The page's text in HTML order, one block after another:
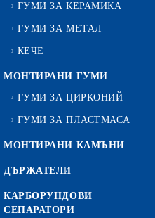
ГУМИ ЗА КЕРАМИКА
ГУМИ ЗА МЕТАЛ
КЕЧЕ
МОНТИРАНИ ГУМИ
ГУМИ ЗА ЦИРКОНИЙ
ГУМИ ЗА ПЛАСТМАСА
МОНТИРАНИ КАМЪНИ
ДЪРЖАТЕЛИ
КАРБОРУНДОВИ
СЕПАРАТОРИ